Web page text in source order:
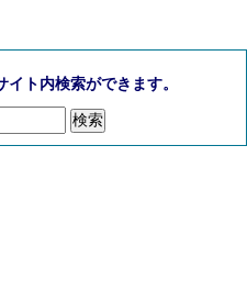
ト内検索ができます。